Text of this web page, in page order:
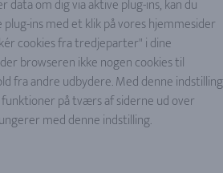
om dig via aktive plug-ins, kan du
ins med et klik på vores hjemmesider
cookies fra tredjeparter" i dine
browseren ikke nogen cookies til
fra andre udbydere. Med denne indstilling
på tværs af siderne ud over
med denne indstilling.